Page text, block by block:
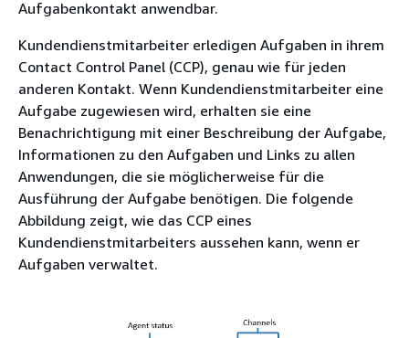
Aufgabenkontakt anwendbar.
Kundendienstmitarbeiter erledigen Aufgaben in ihrem
Contact Control Panel (CCP), genau wie für jeden
anderen Kontakt. Wenn Kundendienstmitarbeiter eine
Aufgabe zugewiesen wird, erhalten sie eine
Benachrichtigung mit einer Beschreibung der Aufgabe,
Informationen zu den Aufgaben und Links zu allen
Anwendungen, die sie möglicherweise für die
Ausführung der Aufgabe benötigen. Die folgende
Abbildung zeigt, wie das CCP eines
Kundendienstmitarbeiters aussehen kann, wenn er
Aufgaben verwaltet.